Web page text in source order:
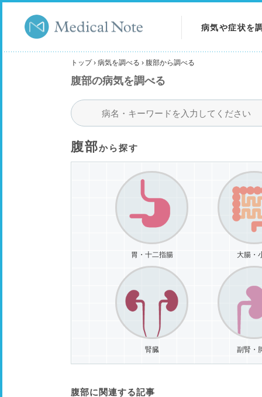
病気や症状を
検査を調べる
トップ› 病気を調べる › 腹部から調べる
腹部の病気を調べる
腹部から探す
胃・十二指腸 大腸・
腎臓 副腎・
腹部に関連する記事